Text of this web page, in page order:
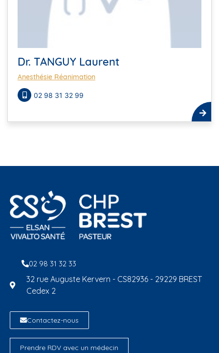
Dr. TANGUY Laurent
Anesthésie Réanimation
02 98 31 32 99
02 98 31 32 33
32 rue Auguste Kervern - CS82936 - 29229 BREST
Cedex 2
Contactez-nous
Prendre RDV avec un médecin